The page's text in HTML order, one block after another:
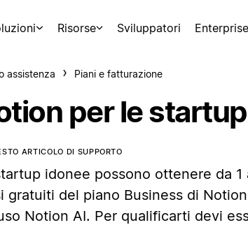
Risorse Sviluppatori Enterprise
assistenza Piani e fatturazione
per le startup
ARTICOLO DI SUPPORTO
idonee possono ottenere da 1
gratuiti del piano Business di
Notion AI. Per qualificarti devi